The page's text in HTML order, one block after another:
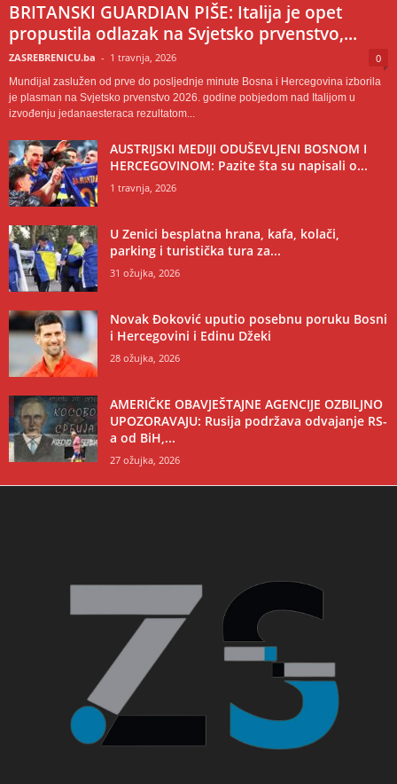
BRITANSKI GUARDIAN PIŠE: Italija je opet
propustila odlazak na Svjetsko prvenstvo,...
ZASREBRENICU.ba - 1 travnja, 2026 0
Mundijal zaslužen od prve do posljednje minute Bosna i Hercegovina izborila
je plasman na Svjetsko prvenstvo 2026. godine pobjedom nad Italijom u
izvođenju jedanaesteraca rezultatom...
AUSTRIJSKI MEDIJI ODUŠEVLJENI BOSNOM I
HERCEGOVINOM: Pazite šta su napisali o...
1 travnja, 2026
U Zenici besplatna hrana, kafa, kolači,
parking i turistička tura za...
31 ožujka, 2026
Novak Đoković uputio posebnu poruku Bosni
i Hercegovini i Edinu Džeki
28 ožujka, 2026
AMERIČKE OBAVJEŠTAJNE AGENCIJE OZBILJNO
UPOZORAVAJU: Rusija podržava odvajanje RS-
a od BiH,...
27 ožujka, 2026